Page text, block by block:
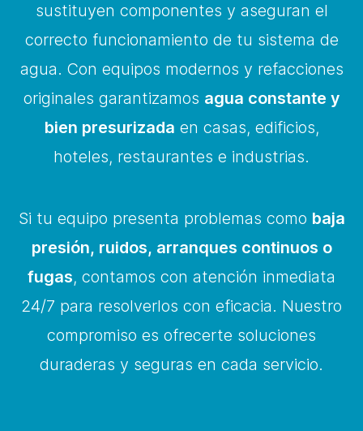
sustituyen componentes y aseguran el
correcto funcionamiento de tu sistema de
agua. Con equipos modernos y refacciones
originales garantizamos agua constante y
bien presurizada en casas, edificios,
hoteles, restaurantes e industrias.
Si tu equipo presenta problemas como baja
presión, ruidos, arranques continuos o
fugas, contamos con atención inmediata
24/7 para resolverlos con eficacia. Nuestro
compromiso es ofrecerte soluciones
duraderas y seguras en cada servicio.